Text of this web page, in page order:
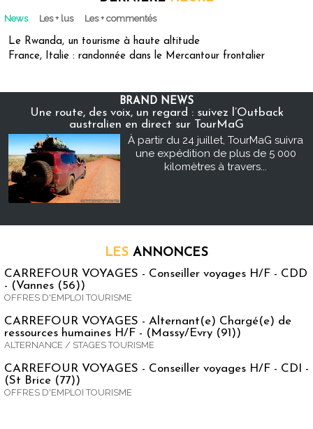
News Les + lus Les + commentés
Le Rwanda, un tourisme à haute altitude
France, Italie : randonnée dans le Mercantour frontalier
BRAND NEWS
Une route, des voix, un regard : suivez l’Outback
australien en direct sur TourMaG
À partir du 24 juillet, TourMaG suivra
une expédition de plus de 5 000
kilomètres à travers...
LES ANNONCES
CARREFOUR VOYAGES - Conseiller voyages H/F - CDD
- (Vannes (56))
OFFRES D'EMPLOI TOURISME
CARREFOUR VOYAGES - Alternant(e) Chargé(e) de
ressources humaines H/F - (Massy/Evry (91))
ALTERNANCE / STAGES TOURISME
CARREFOUR VOYAGES - Conseiller voyages H/F - CDI -
(St Brice (77))
OFFRES D'EMPLOI TOURISME